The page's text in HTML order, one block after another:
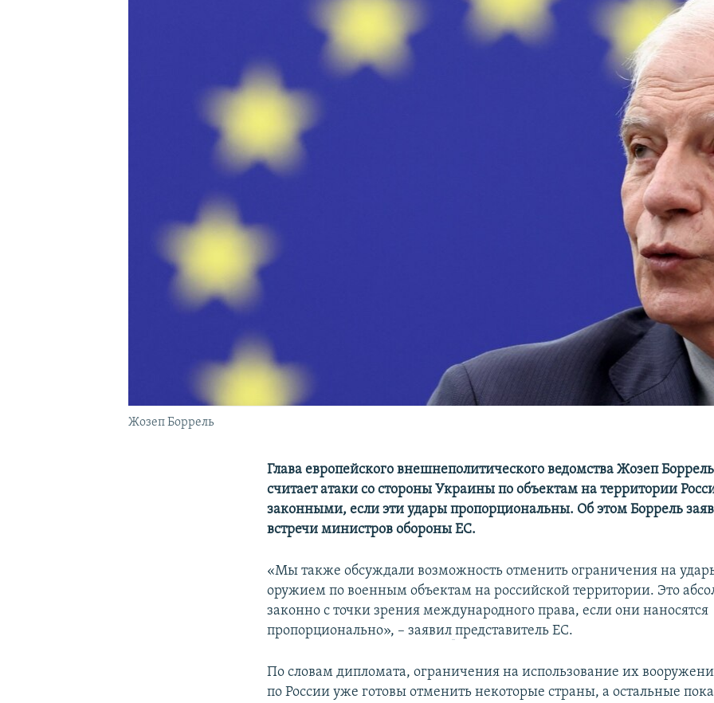
Жозеп Боррель
Глава европейского внешнеполитического ведомства Жозеп
считает атаки со стороны Украины по объектам на территории
законными, если эти удары пропорциональны. Об этом Боррель
встречи министров обороны ЕС.
«Мы также обсуждали возможность отменить ограничения на
оружием по военным объектам на российской территории. Это
законно с точки зрения международного права, если они наносятся
пропорционально», – заявил представитель ЕС.
По словам дипломата, ограничения на использование их
по России уже готовы отменить некоторые страны, а остальные пока